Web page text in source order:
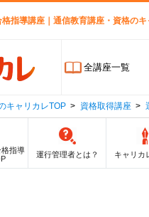
指導講座｜通信教育講座・資格のキ
全講座一覧
キャリカレTOP 資格取得講座
指導
運行管理者とは？ キャリカ